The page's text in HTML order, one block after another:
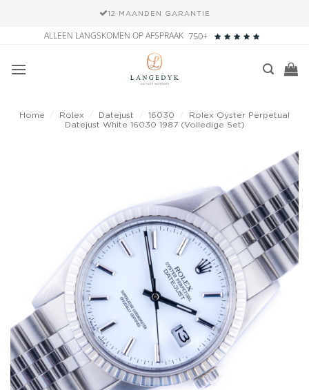
12 MAANDEN GARANTIE
inhoud
ALLEEN LANGSKOMEN OP AFSPRAAK 750+
Home Rolex Datejust 16030
Rolex Oyster Perpetual
Datejust White 16030 1987 (Volledige Set)
Add to
wishlist